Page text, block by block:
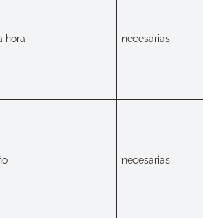
hora necesarias
necesarias